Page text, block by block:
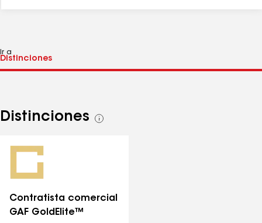
Ir a
Distinciones
Ver
Contratista comercial
GAF GoldElite™